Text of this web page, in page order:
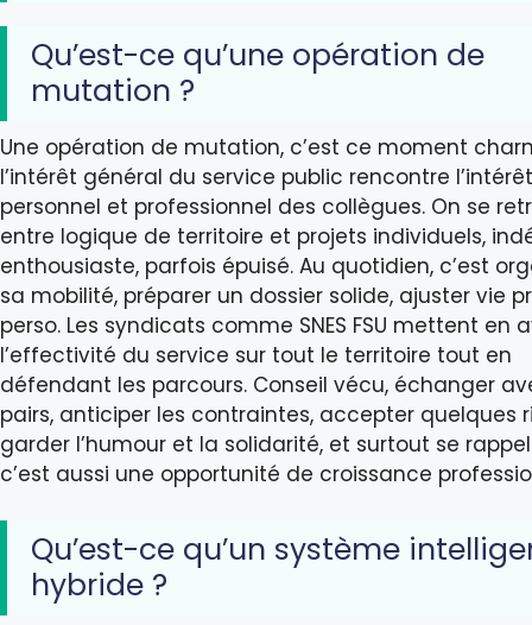
Qu’est-ce qu’une opération de
mutation ?
Une opération de mutation, c’est ce moment
l’intérêt général du service public rencontre l’intérêt
personnel et professionnel des collègues. On se
entre logique de territoire et projets individuels,
enthousiaste, parfois épuisé. Au quotidien, c’est
sa mobilité, préparer un dossier solide, ajuster vie
perso. Les syndicats comme SNES FSU mettent en
l’effectivité du service sur tout le territoire tout en
défendant les parcours. Conseil vécu, échanger
pairs, anticiper les contraintes, accepter quelques
garder l’humour et la solidarité, et surtout se
c’est aussi une opportunité de croissance
Qu’est-ce qu’un système
hybride ?